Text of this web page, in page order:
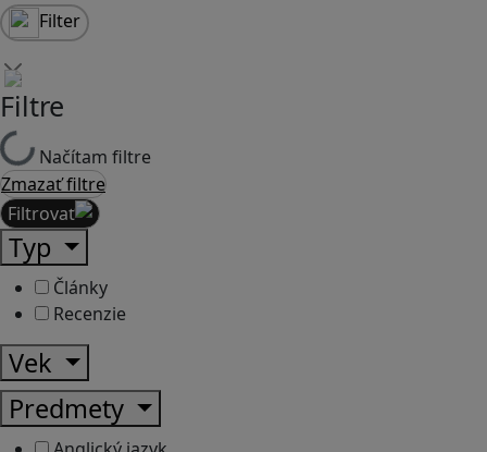
Filter
Filtre
Načítam filtre
Zmazať filtre
Filtrovať
Typ
Články
Recenzie
Vek
Predmety